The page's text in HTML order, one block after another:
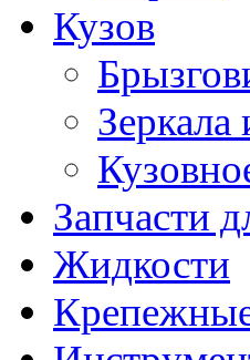
Кузов
Зеркала
Запчасти
Жидкости